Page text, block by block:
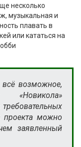
несколько
музыкальная и
плавать в
или кататься на
всё возможное,
проекта можно
заявленный